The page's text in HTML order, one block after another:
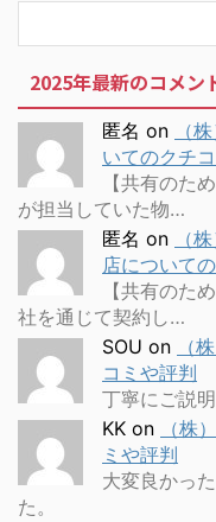
2025年最新のコメン
匿名 on
（
いてのクチ
【共有のた
が担当していた物…
匿名 on
（
店について
【共有のた
社を通じて契約し…
SOU on
（
コミや評判
丁寧にご説
KK on
（株
ミや評判
大変良かっ
た。